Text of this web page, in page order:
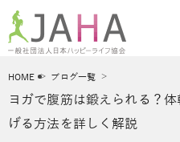
HOME ブログ一覧
ヨガで腹筋は鍛えられる？
げる方法を詳しく解説